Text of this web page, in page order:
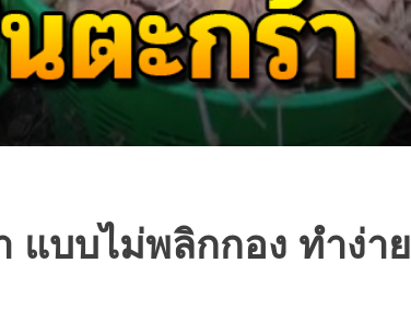
แบบไม่พลิกกอง ทำง่าย